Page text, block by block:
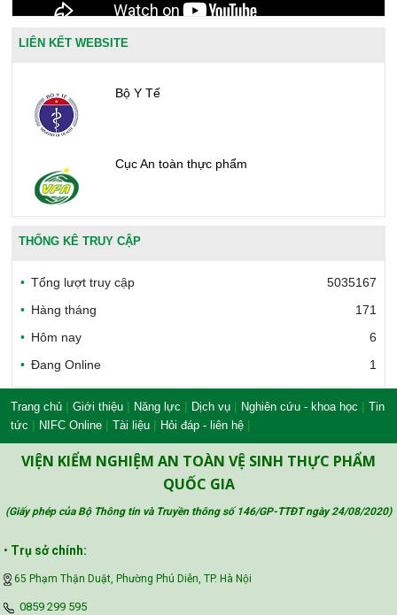
LIÊN KẾT WEBSITE
Bộ Y Tế
Cục An toàn thực phẩm
Văn phòng công nhận chất lượng
Công đoàn Y tế Việt Nam
Safe Food for Growth Project (SAFEGRO)
Vietnam Center for Food Safety Risk
THỐNG KÊ TRUY CẬP
Tổng lượt truy cập
5035167
Hàng tháng
171
Hôm nay
6
Đang Online
1
Trang chủ | Giới thiệu | Năng lực | Dịch vụ | Nghiên cứu - khoa học | Tin
tức | NIFC Online | Tài liệu | Hỏi đáp - liên hệ |
VIỆN KIỂM NGHIỆM AN TOÀN VỆ SINH THỰC PHẨM
QUỐC GIA
(Giấy phép của Bộ Thông tin và Truyền thông số 146/GP-TTĐT ngày 24/08/2020)
• Trụ sở chính:
65 Phạm Thận Duật, Phường Phú Diễn, TP. Hà Nội
‪0859 299 595‬